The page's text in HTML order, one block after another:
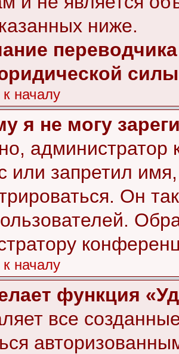
ниже.
началу
я не могу
администратор
или запретил
Он
началу
функция
все